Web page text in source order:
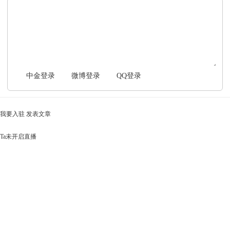
中金登录 微博登录 QQ登录
我要入驻 发表文章
Ta未开启直播